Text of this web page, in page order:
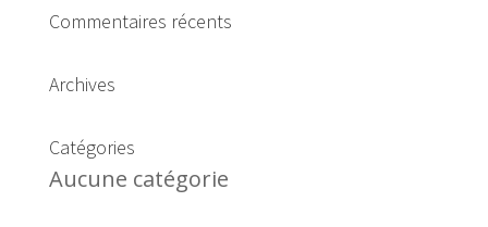
Commentaires récents
Archives
Catégories
Aucune catégorie